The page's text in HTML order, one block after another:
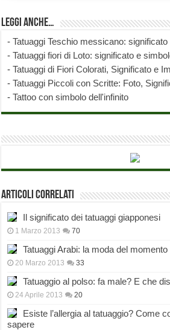
Leggi anche…
-Tatuaggi Teschio messicano:
-Tatuaggi fiori di Loto: significato e
-Tatuaggi di Fiori Colorati, Significato e
-Tatuaggi Piccoli con Scritte: Foto,
-Tattoo con simbolo dell'infinito
Articoli correlati
Il significato dei tatuaggi giapponesi
1 Marzo 2013 70
Tatuaggi Arabi: la moda del
20 Marzo 2013 33
Tatuaggio al polso: fa male? E che
24 Aprile 2013 20
Esiste l’allergia al tatuaggio? Come
sapere